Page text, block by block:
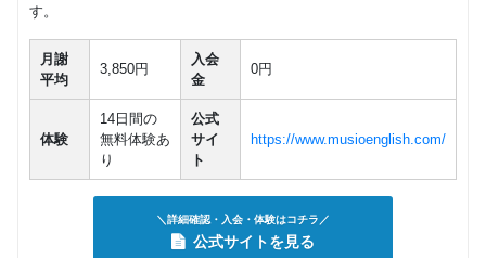
す。
月謝
平均
3,850円
入会
金
0円
体験
14日間の
無料体験あ
り
公式
サイ
ト
https://www.musioenglish.com/
＼詳細確認・入会・体験はコチラ／
公式サイトを見る